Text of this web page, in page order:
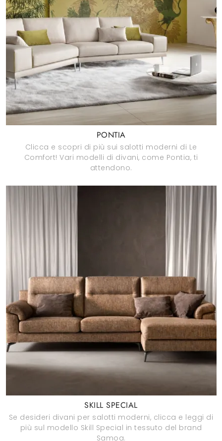
PONTIA
Clicca e scopri di più sui salotti moderni di Le
Comfort! Vari modelli di divani, come Pontia, ti
attendono.
SKILL SPECIAL
Se desideri divani per salotti moderni, clicca e leggi di
più sul modello Skill Special in tessuto del brand
Samoa.